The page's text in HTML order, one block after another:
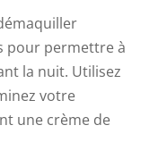
pour permettre à
la nuit. Utilisez
votre
une crème de